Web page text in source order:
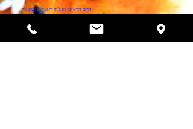
הרב הראשי ואב''ד ריא דע זשאניר